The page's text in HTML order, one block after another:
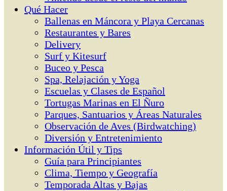
Qué Hacer
Ballenas en Máncora y Playa Cercanas
Restaurantes y Bares
Delivery
Surf y Kitesurf
Buceo y Pesca
Spa, Relajación y Yoga
Escuelas y Clases de Español
Tortugas Marinas en El Ñuro
Parques, Santuarios y Áreas Naturales
Observación de Aves (Birdwatching)
Diversión y Entretenimiento
Información Útil y Tips
Guía para Principiantes
Clima, Tiempo y Geografía
Temporada Altas y Bajas